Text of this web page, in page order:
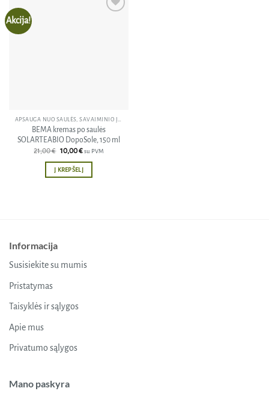
Akcija!
APSAUGA NUO SAULĖS, SAVAIMINIO ĮDEGIO KREMAI
BEMA kremas po saulės
SOLARTEABIO DopoSole, 150 ml
21,00€ Original
was:
21,00 €.
10,00€Current
is:
10,00 €.
su PVM
Į KREPŠELĮ
Informacija
Susisiekite su mumis
Pristatymas
Taisyklės ir sąlygos
Apie mus
Privatumo sąlygos
Mano paskyra